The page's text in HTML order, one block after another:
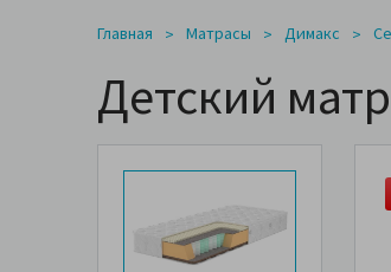
Главная Матрасы Димакс
Детский